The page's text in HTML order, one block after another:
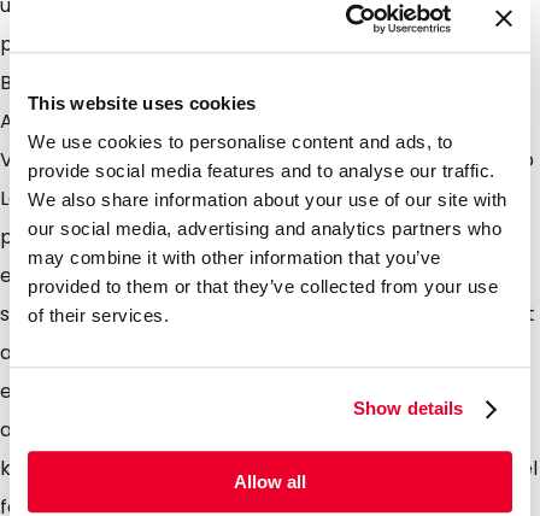
This website uses cookies
We use cookies to personalise content and ads, to
provide social media features and to analyse our traffic.
We also share information about your use of our site with
our social media, advertising and analytics partners who
may combine it with other information that you’ve
provided to them or that they’ve collected from your use
of their services.
Show details
Allow all
präsentieren. Ohne weiteres können wir auch die
Bodenform variieren und damit auf verschiedenste
Anforderungen ihres Produktes eingehen. Mit 3000ml
Volumen handelt es sich um einen unserer größten ab
Lager verfügbaren Standbodenbeutel (auch Stand up
pouch oder Doypack genannt). Dieser zeichnet sich
ebenso wie unsere anderen Standbodenbeutel durch
seine hochwertige Verarbeitung und lange Haltbarkeit
aus. Unsere V-Version hat ab Lager ein Ventil
eingearbeitet um das Verpacken von Kaffee und
anderen ausgasenden Produkten zu ermöglichen. Wir
können bei Bedarf für Sie auch deutlich größere Beutel
fertigen. Bis 60 Liter Volumen und mehr können wir